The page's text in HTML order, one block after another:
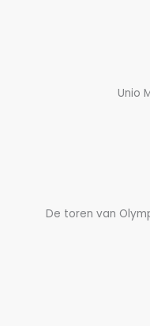
Unio
De toren van